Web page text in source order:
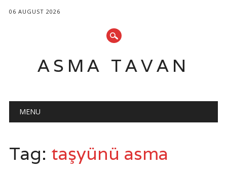
06 AUGUST 2026
ASMA TAVAN
Main menu
MENU
Tag: taşyünü asma